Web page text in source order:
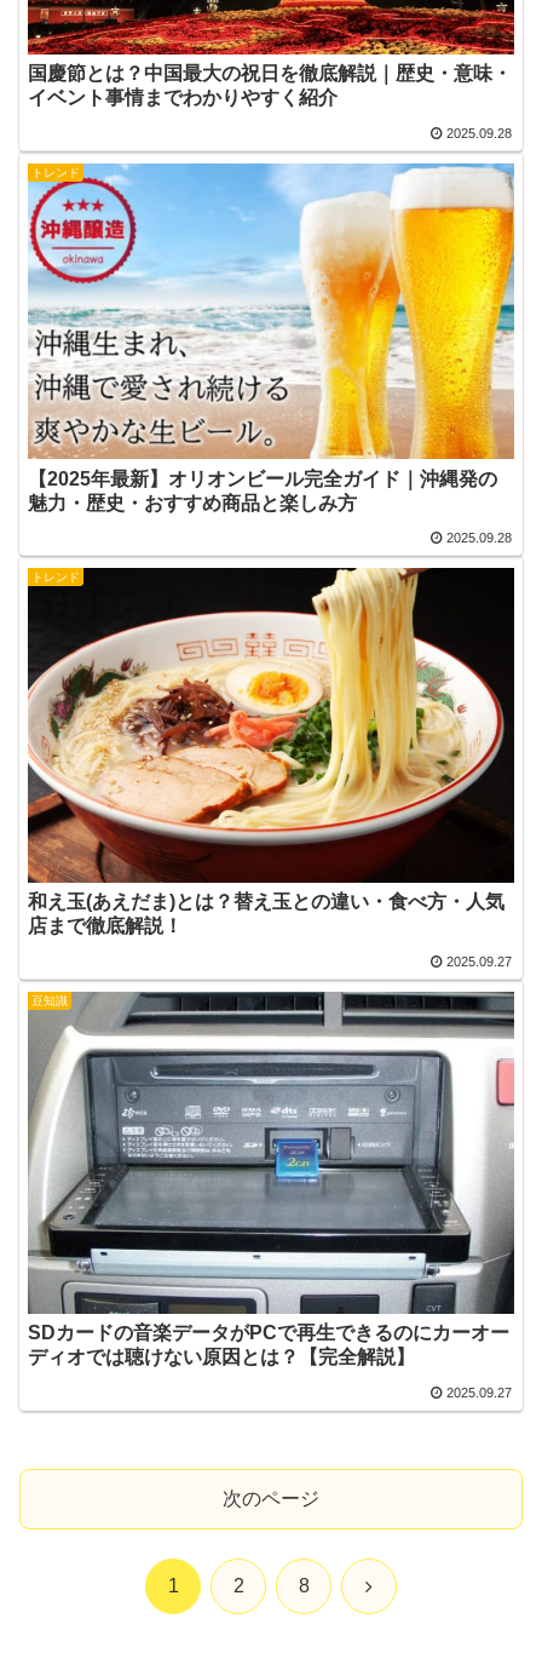
国慶節とは？中国最大の祝日を徹底解説｜歴史・意味・
イベント事情までわかりやすく紹介
2025.09.28
トレンド
【2025年最新】オリオンビール完全ガイド｜沖縄発の
魅力・歴史・おすすめ商品と楽しみ方
2025.09.28
トレンド
和え玉(あえだま)とは？替え玉との違い・食べ方・人気
店まで徹底解説！
2025.09.27
豆知識
SDカードの音楽データがPCで再生できるのにカーオー
ディオでは聴けない原因とは？【完全解説】
2025.09.27
次のページ
1 2 8 次